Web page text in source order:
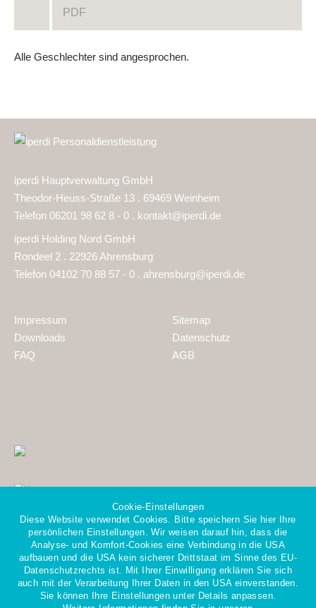
Cookie-Einstellungen
Diese Website verwendet Cookies. Bitte speichern Sie hier Ihre
persönlichen Einstellungen. Wir weisen darauf hin, dass die
Analyse- und Komfort-Cookies eine Verbindung in die USA
aufbauen und die USA kein sicherer Drittstaat im Sinne des EU-
Datenschutzrechts ist. Mit Ihrer Einwilligung erklären Sie sich
auch mit der Verarbeitung Ihrer Daten in den USA einverstanden.
Sie können Ihre Einstellungen unter Details anpassen.
PDF
Alle Geschlechter sind angesprochen.
iperdi Hauptverwaltung GmbH
Theodor-Heuss-Straße 13 . 69469 Weinheim
Telefon 06201 98 62 8 - 0 . kontakt@iperdi.de
iperdi Holding Nord GmbH
Rondeel 2 . 22926 Ahrensburg
Telefon 04102 70 88 57 - 0 . ahrensburg@iperdi.de
Impressum
Downloads
FAQ
Sitemap
Datenschutz
AGB
Mitglied im Gesamtverband
der Personaldienstleister e.V.